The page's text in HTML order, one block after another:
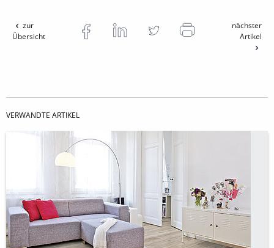
zur
Übersicht
nächster
Artikel
VERWANDTE ARTIKEL